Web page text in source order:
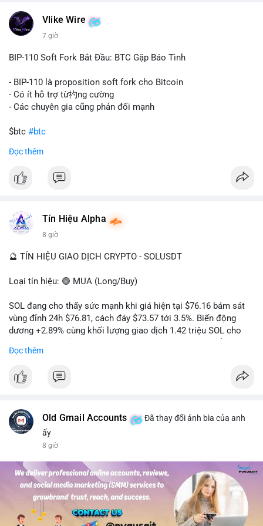
này có thể phản ánh ba kịch bản chính: thứ nhất, cá voi đang
chuẩn bị thanh khoản bằng cách chuyển lên sàn giao dịch, tạo
để nắm giữ dài hạn, thể hiện niềm tin vào xu hướng tăng; thứ
tán rủi ro. Với mức giá 65K, khối lượng này không quá lớn để
gây sốc thanh khoản tức thời, nhưng vẫn đủ sức tạo biến động
tâm lý ngắn hạn nếu hướng đến sàn tập trung.
Lời khuyên cho nhà đầu tư nhỏ lẻ:
hướng đi của dòng tiền. Tránh hành động theo cảm xúc, ưu
rõ ràng về đích đến của số BTC này.
#dongtienlon
Vlike Wire
7 giờ
BIP-110 Soft Fork Bắt Đầu: BTC Gặp Báo Tình
- BIP-110 là proposition soft fork cho Bitcoin
- Có ít hỗ trợ từ礿ng cường
- Các chuyên gia cũng phản đối mạnh
$btc #btc
#vlikevn
📰 Nguồn: CoinDesk
Đọc thêm
Tín Hiệu Alpha
8 giờ
🔮 TÍN HIỆU GIAO DỊCH CRYPTO - SOLUSDT
Loại tín hiệu: 🟢 MUA (Long/Buy)
SOL đang cho thấy sức mạnh khi giá hiện tại $76.16 bám sát
vùng đỉnh 24h $76.81, cách đáy $73.57 tới 3.5%. Biến động
dương +2.89% cùng khối lượng giao dịch 1.42 triệu SOL cho
hoàn toàn nhịp điều chỉnh.
Khuyến nghị giao dịch cụ thể:
- Mục tiêu chốt lời: TP1: 77.50, TP2: 78.80
- Cắt lỗ: 74.90 (dưới vùng hỗ trợ gần nhất)
chốt 50% vị thế tại TP1 và dời stop loss về điểm hòa vốn.
#solusdt #longsol #vung76 #breakoutsol #lenhmuasol
Đọc thêm
Old Gmail Accounts
Đã thay đổi ảnh bìa của anh
ấy
8 giờ